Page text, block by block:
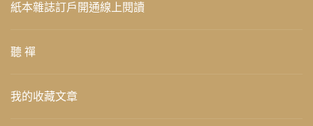
紙本雜誌訂戶開通線上閱讀
聽 禪
我的收藏文章